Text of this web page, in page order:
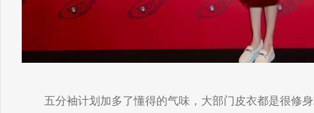
五分袖计划加多了懂得的气味，大部门皮衣都是很修身